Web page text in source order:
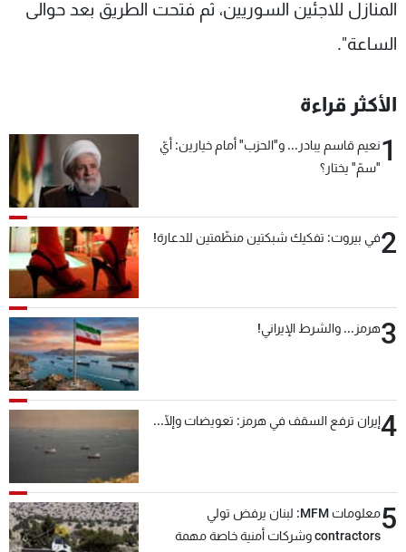
المنازل للاجئين السوريين، ثم فتحت الطريق بعد حوالى
الساعة".
الأكثر قراءة
1نعيم قاسم يبادر... و"الحزب" أمام خيارين: أيّ
"سمّ" يختار؟
2في بيروت: تفكيك شبكتين منظّمتين للدعارة!
3هرمز... والشرط الإيراني!
4إيران ترفع السقف في هرمز: تعويضات وإلّا...
5
معلومات MFM: لبنان يرفض تولي
contractors وشركات أمنية خاصة مهمة